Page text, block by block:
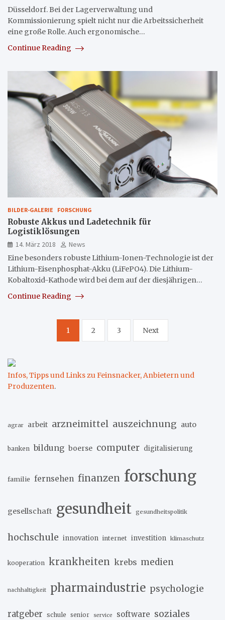
Düsseldorf. Bei der Lagerverwaltung und
Kommissionierung spielt nicht nur die Arbeitssicherheit
eine große Rolle. Auch ergonomische…
Continue Reading
BILDER-GALERIE FORSCHUNG
Robuste Akkus und Ladetechnik für
Logistiklösungen
14. März 2018
News
Eine besonders robuste Lithium-Ionen-Technologie ist der
Lithium-Eisenphosphat-Akku (LiFePO4). Die Lithium-
Kobaltoxid-Kathode wird bei dem auf der diesjährigen…
Continue Reading
Seitennummerierung
Beiträge
1 2 3 Next
Infos, Tipps und Links zu Feinsnacker, Anbietern und
Produzenten.
agrar arbeit arzneimittel auszeichnung auto
banken bildung boerse computer digitalisierung
familie fernsehen finanzen forschung
gesellschaft gesundheit gesundheitspolitik
hochschule innovation internet investition klimaschutz
kooperation krankheiten krebs medien
nachhaltigkeit pharmaindustrie psychologie
ratgeber schule senior service software soziales